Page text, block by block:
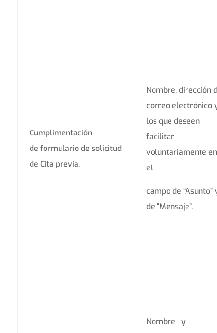
Cumplimentación
de formulario de solicitud
de Cita previa.
Nombre, dirección
correo electrónico
los que deseen
facilitar
voluntariamente en
el
campo de “Asunto”
de “Mensaje”.
Nombre y